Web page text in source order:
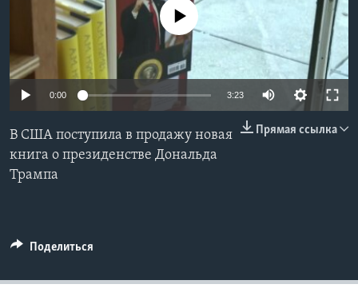
Learning English
СОЦИАЛЬНЫЕ СЕТИ
No media source currently available
0:00 3:23
Прямая ссылка
В США поступила в продажу новая
книга о президенстве Дональда
Трампа
Поделиться